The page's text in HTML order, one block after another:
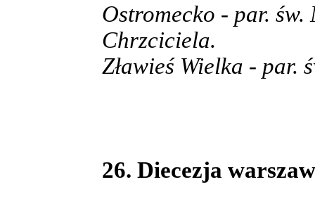
Ostromecko - par. św.
Chrzciciela.
Zławieś Wielka - par.
26. Diecezja